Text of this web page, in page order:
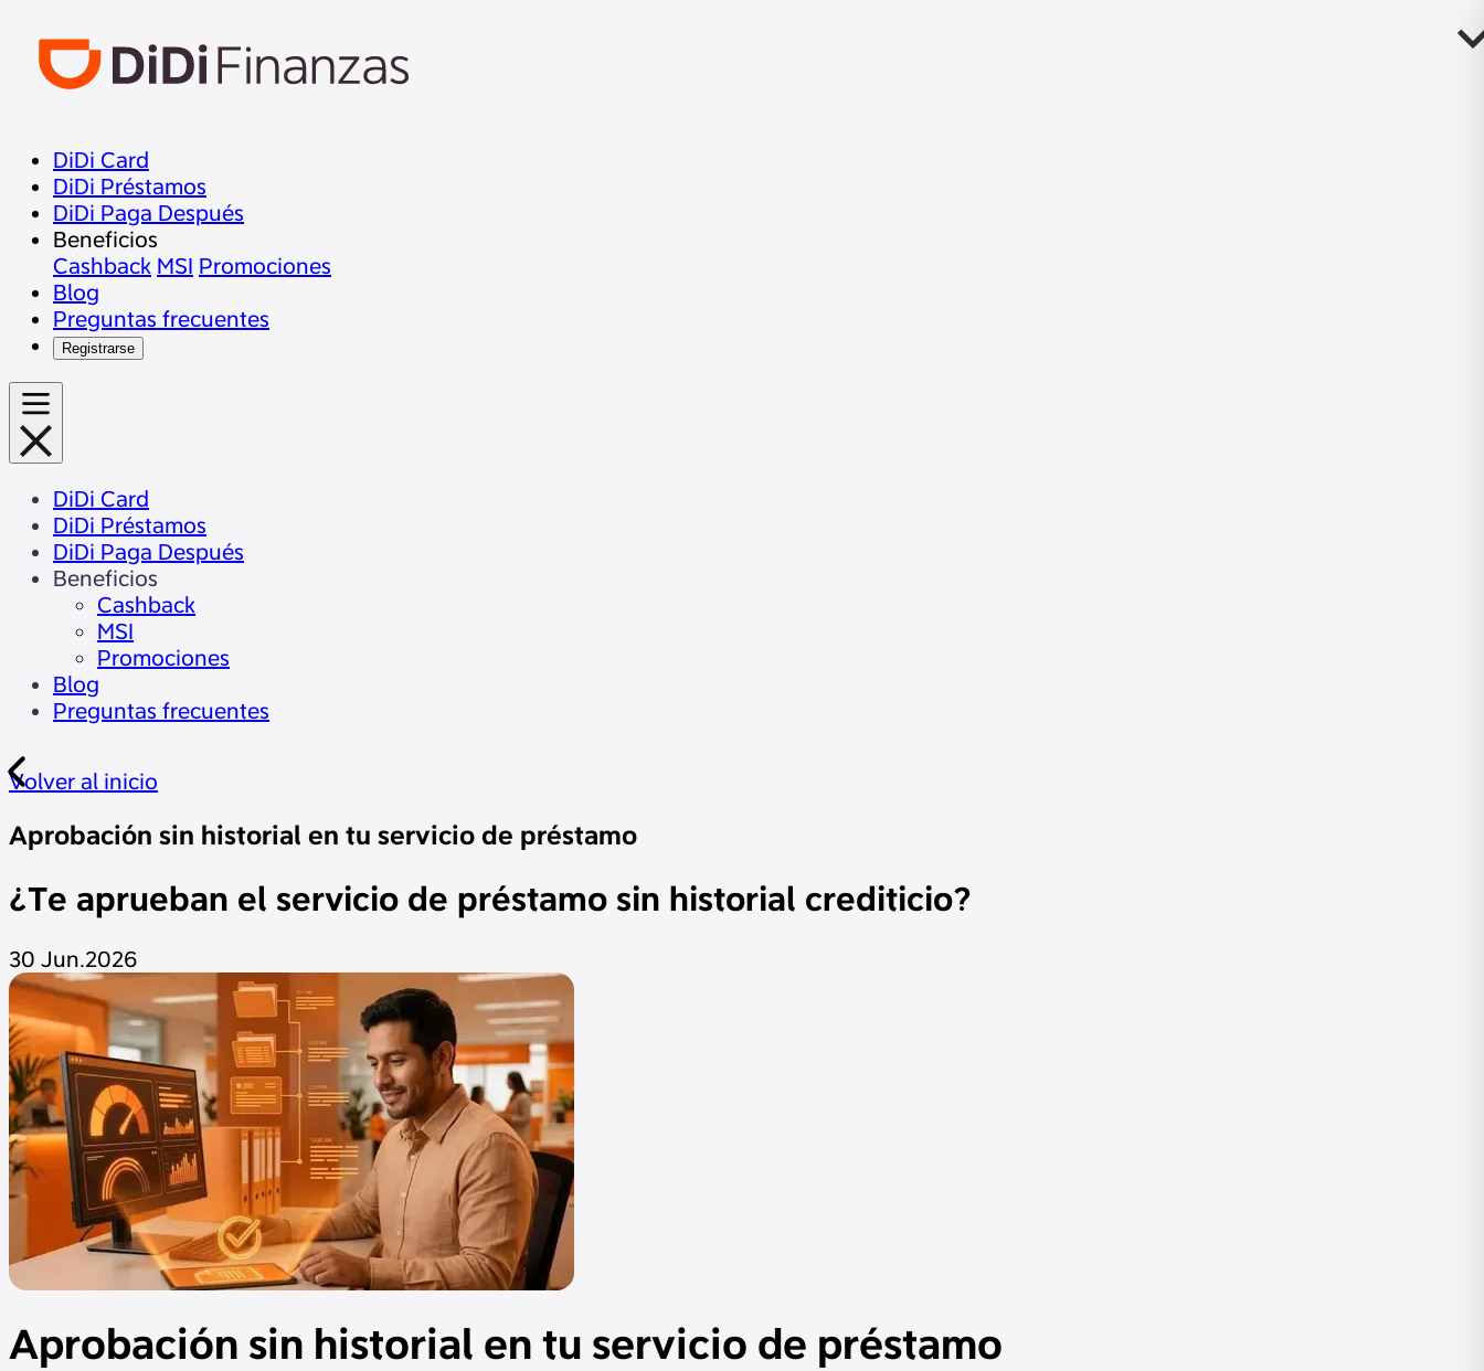
DiDi Card
DiDi Préstamos
DiDi Paga Después
Beneficios
Cashback MSI Promociones
Blog
Preguntas frecuentes
Registrarse
DiDi Card
DiDi Préstamos
DiDi Paga Después
Beneficios
Cashback
MSI
Promociones
Blog
Preguntas frecuentes
Volver al inicio
Aprobación sin historial en tu servicio de préstamo
¿Te aprueban el servicio de préstamo sin historial crediticio?
30 Jun.2026
Aprobación sin historial en tu servicio de préstamo